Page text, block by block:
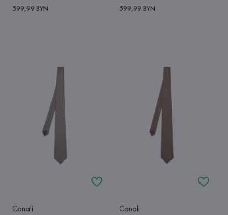
599,99 BYN 599,99 BYN
Canali Canali